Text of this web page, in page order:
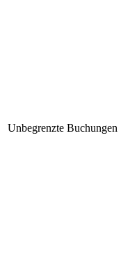
Unbegrenzte Buchungen